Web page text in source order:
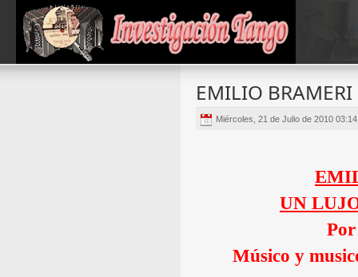
EMILIO BRAMERI
Miércoles, 21 de Julio de 2010
UN
Músico y